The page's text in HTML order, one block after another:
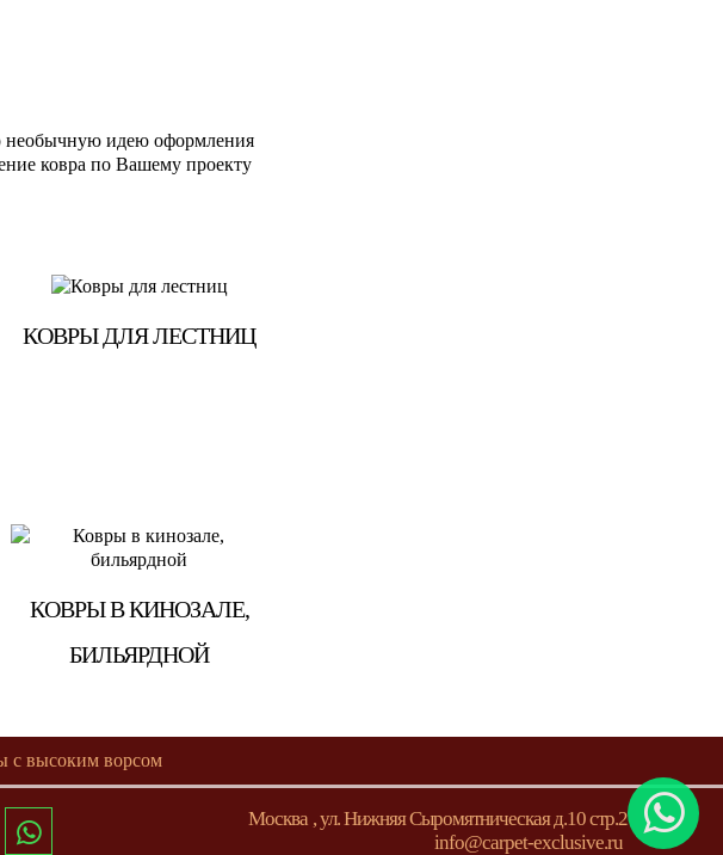
необычную идею оформления
ковра по Вашему проекту
КОВРЫ ДЛЯ ЛЕСТНИЦ
КОВРЫ В КИНОЗАЛЕ,
БИЛЬЯРДНОЙ
с высоким ворсом
Москва ,ул. Нижняя Сыромятническая д.10 стр.2
info@carpet-exclusive.ru